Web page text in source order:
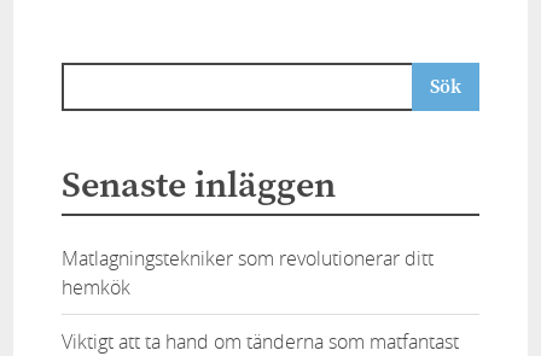
Senaste inläggen
Matlagningstekniker som revolutionerar ditt
hemkök
Viktigt att ta hand om tänderna som matfantast